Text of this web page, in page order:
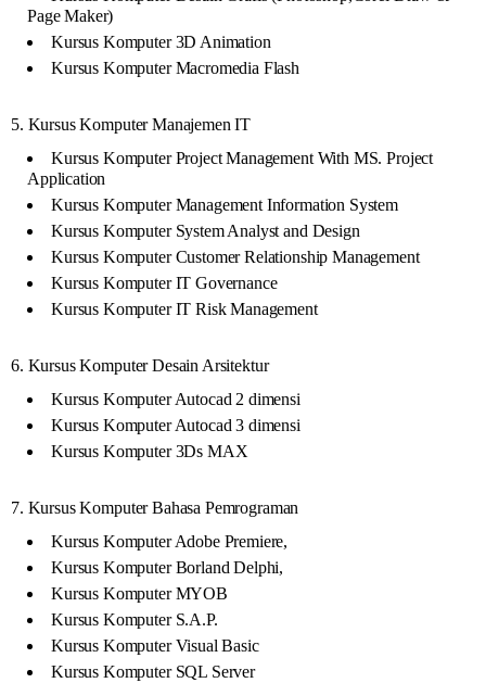
Page Maker)
Kursus Komputer 3D Animation
Kursus Komputer Macromedia Flash
5. Kursus Komputer Manajemen IT
Kursus Komputer Project Management With MS. Project
Application
Kursus Komputer Management Information System
Kursus Komputer System Analyst and Design
Kursus Komputer Customer Relationship Management
Kursus Komputer IT Governance
Kursus Komputer IT Risk Management
6. Kursus Komputer Desain Arsitektur
Kursus Komputer Autocad 2 dimensi
Kursus Komputer Autocad 3 dimensi
Kursus Komputer 3Ds MAX
7. Kursus Komputer Bahasa Pemrograman
Kursus Komputer Adobe Premiere,
Kursus Komputer Borland Delphi,
Kursus Komputer MYOB
Kursus Komputer S.A.P.
Kursus Komputer Visual Basic
Kursus Komputer SQL Server